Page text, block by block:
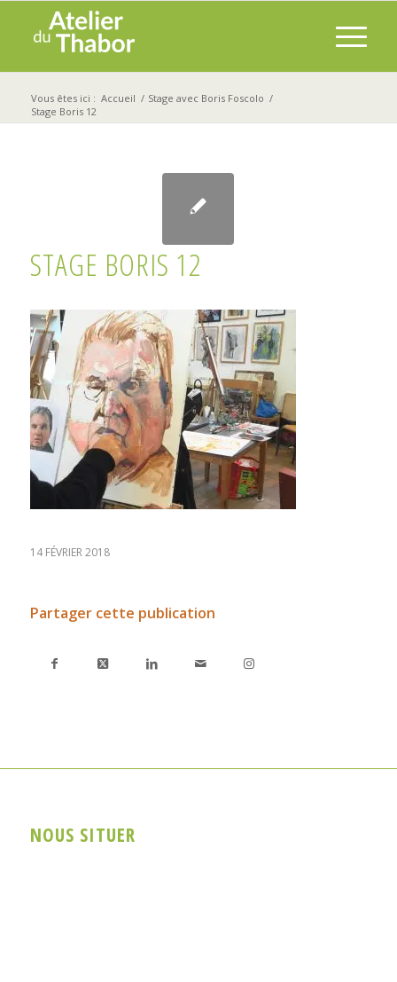
Vous êtes ici : Accueil / Stage avec Boris Foscolo /
Stage Boris 12
STAGE BORIS 12
14 FÉVRIER 2018
Partager cette publication
NOUS SITUER